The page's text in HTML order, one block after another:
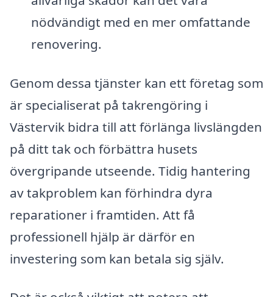
nödvändigt med en mer omfattande
renovering.
Genom dessa tjänster kan ett företag som
är specialiserat på takrengöring i
Västervik bidra till att förlänga livslängden
på ditt tak och förbättra husets
övergripande utseende. Tidig hantering
av takproblem kan förhindra dyra
reparationer i framtiden. Att få
professionell hjälp är därför en
investering som kan betala sig själv.